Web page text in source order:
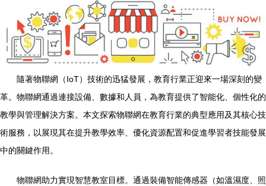
隨著物聯網（IoT）技術的迅猛發展，教育行業正迎來一場深刻的變
革。物聯網通過連接設備、數據和人員，為教育提供了智能化、個性化的
教學與管理解決方案。本文探索物聯網在教育行業的典型應用及其核心技
術服務，以展現其在提升教學效率、優化資源配置和促進學習者技能發展
中的關鍵作用。
物聯網助力實現智慧教室目標。通過裝備智能傳感器（如溫濕度、照